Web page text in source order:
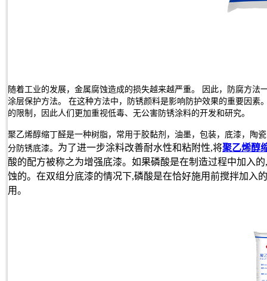
随着工业的发展，金属腐蚀造成的损失越来越严重。 因此，防腐方
涂层保护方法。 在这种方法中，防锈颜料是影响防护效果的重要因素
的限制，因此人们更加重视低毒、无公害防锈涂料的开发和研究。
聚乙烯醇缩丁醛是一种树脂，常用于胶黏剂，油墨，包装，底漆，陶
分防锈底漆。 为了进一步涂料改善耐水性和粘附性,将聚乙烯醇
酸的配方被称之为增强底漆。如果磷酸是在制造过程中加入
蚀的。在双组分底漆的情况下,磷酸是在恰好施用前搅拌加入
用。